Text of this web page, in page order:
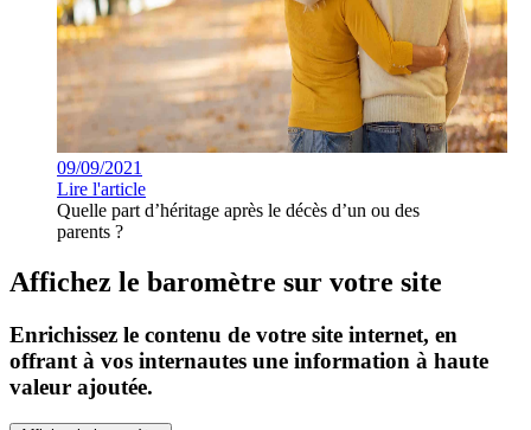
09/09/2021
Lire l'article
Quelle part d’héritage après le décès d’un ou des
parents ?
Affichez le baromètre sur votre site
Enrichissez le contenu de votre site internet, en
offrant à vos internautes une information à haute
valeur ajoutée.